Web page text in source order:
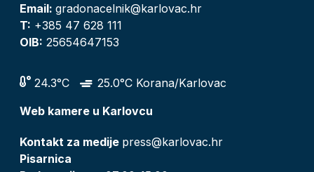
Email: gradonacelnik@karlovac.hr
T: +385 47 628 111
OIB: 25654647153
24.3°C
25.0°C Korana/Karlovac
Web kamere u Karlovcu
Kontakt za medije press@karlovac.hr
Pisarnica